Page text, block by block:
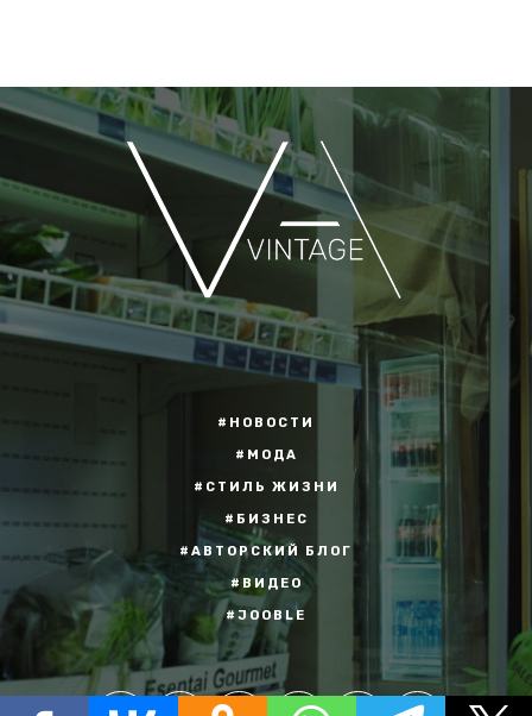
#НОВОСТИ
#МОДА
#СТИЛЬ ЖИЗНИ
#БИЗНЕС
#АВТОРСКИЙ БЛОГ
#ВИДЕО
#JOOBLE